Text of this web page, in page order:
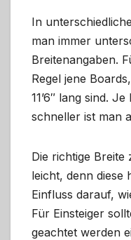
In
man immer
Breitenangaben.
Regel jene
11’6″ lang sind.
schneller ist man
Die richtige
leicht, denn diese
Einfluss darauf,
Für Einsteiger
geachtet werden